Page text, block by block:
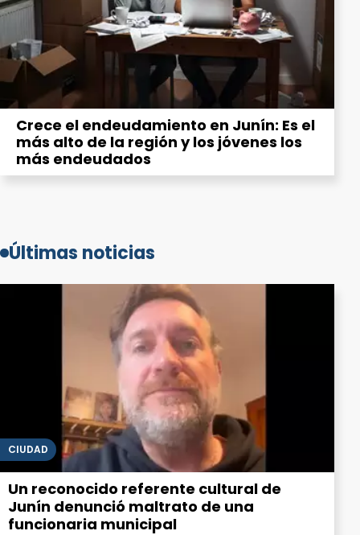
Crece el endeudamiento en Junín: Es el
más alto de la región y los jóvenes los
más endeudados
Últimas noticias
CIUDAD
Un reconocido referente cultural de
Junín denunció maltrato de una
funcionaria municipal